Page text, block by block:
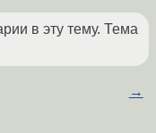
в эту тему. Тема
→